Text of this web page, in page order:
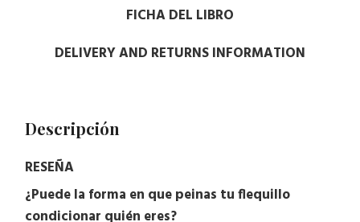
FICHA DEL LIBRO
DELIVERY AND RETURNS INFORMATION
Descripción
RESEÑA
¿Puede la forma en que peinas tu flequillo
condicionar quién eres?